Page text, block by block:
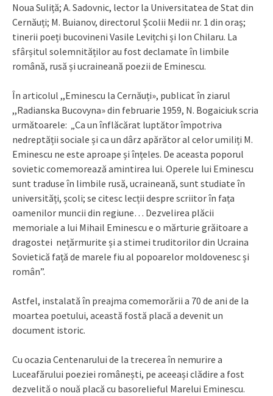
Noua Suliță; A. Sadovnic, lector la Universitatea de Stat din
Cernăuți; M. Buianov, directorul Școlii Medii nr. 1 din oraș;
tinerii poeți bucovineni Vasile Levițchi și Ion Chilaru. La
sfârșitul solemnităților au fost declamate în limbile
română, rusă și ucraineană poezii de Eminescu.
În articolul ,,Eminescu la Cernăuți», publicat în ziarul
,,Radianska Bucovyna» din februarie 1959, N. Bogaiciuk scria
următoarele: „Ca un înflăcărat luptător împotriva
nedreptății sociale și ca un dârz apărător al celor umiliți M.
Eminescu ne este aproape și înțeles. De aceasta poporul
sovietic comemorează amintirea lui. Operele lui Eminescu
sunt traduse în limbile rusă, ucraineană, sunt studiate în
universități, școli; se citesc lecții despre scriitor în fața
oamenilor muncii din regiune… Dezvelirea plăcii
memoriale a lui Mihail Eminescu e o mărturie grăitoare a
dragostei nețărmurite și a stimei truditorilor din Ucraina
Sovietică față de marele fiu al popoarelor moldovenesc și
român”.
Astfel, instalată în preajma comemorării a 70 de ani de la
moartea poetului, această fostă placă a devenit un
document istoric.
Cu ocazia Centenarului de la trecerea în nemurire a
Luceafărului poeziei românești, pe aceeași clădire a fost
dezvelită o nouă placă cu basorelieful Marelui Eminescu.